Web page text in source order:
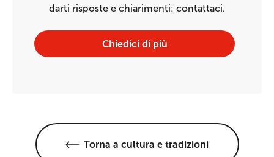
darti risposte e chiarimenti: contattaci.
Chiedici di più
Torna a cultura e tradizioni